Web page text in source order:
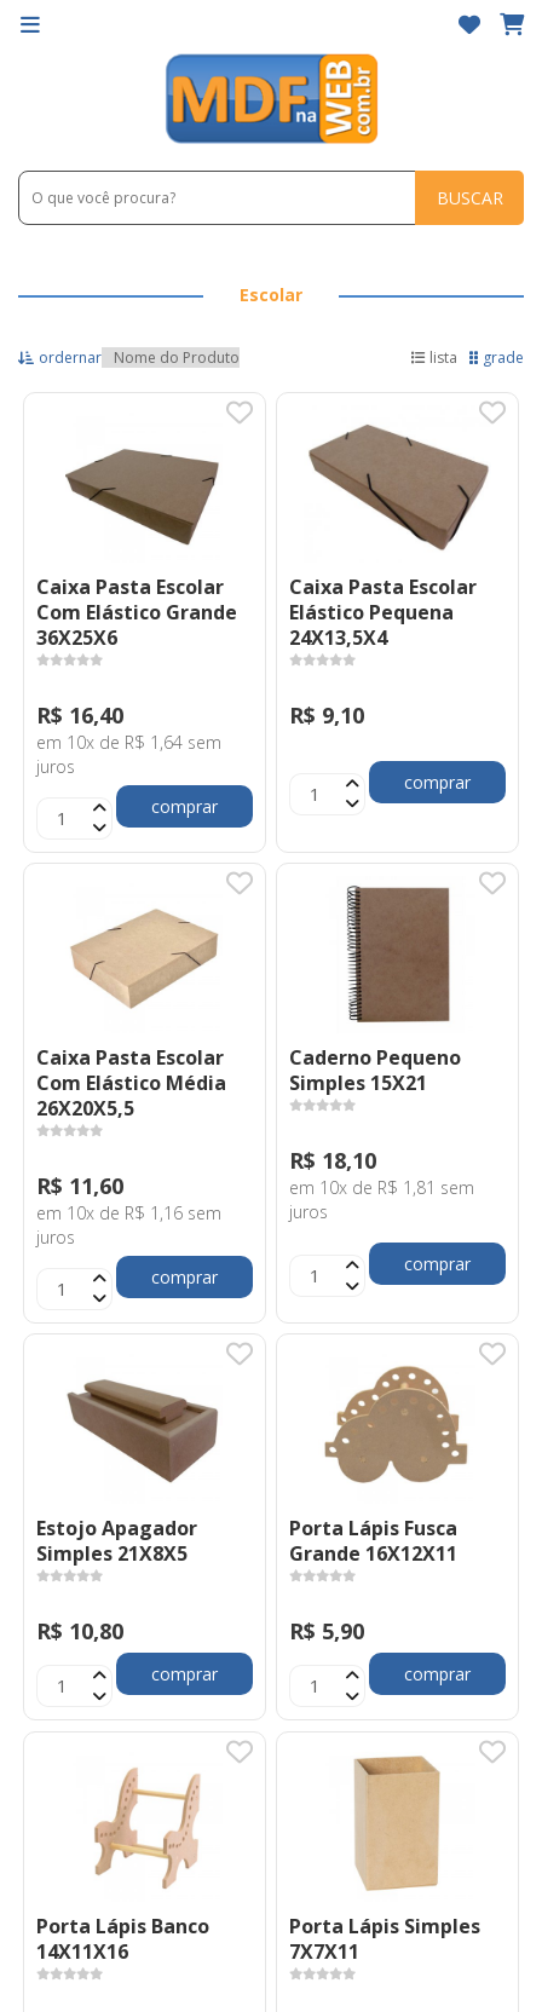
BUSCAR
Escolar
ordernar lista grade
Caixa Pasta Escolar
Com Elástico Grande
36X25X6
R$ 16,40
em 10x de R$ 1,64 sem
juros
comprar
Caixa Pasta Escolar
Elástico Pequena
24X13,5X4
R$ 9,10
comprar
Caixa Pasta Escolar
Com Elástico Média
26X20X5,5
R$ 11,60
em 10x de R$ 1,16 sem
juros
comprar
Caderno Pequeno
Simples 15X21
R$ 18,10
em 10x de R$ 1,81 sem
juros
comprar
Estojo Apagador
Simples 21X8X5
R$ 10,80
comprar
Porta Lápis Fusca
Grande 16X12X11
R$ 5,90
comprar
Porta Lápis Banco
14X11X16
Porta Lápis Simples
7X7X11